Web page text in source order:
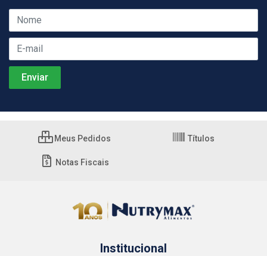
Meus Pedidos Títulos
Notas Fiscais
Institucional